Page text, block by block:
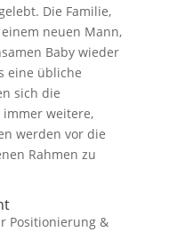
Die Familie,
neuen Mann,
Baby wieder
eine übliche
sich die
weitere,
werden vor die
Rahmen zu
Positionierung &